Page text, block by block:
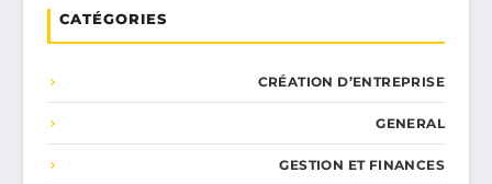
CATÉGORIES
CRÉATION D’ENTREPRISE
GENERAL
GESTION ET FINANCES